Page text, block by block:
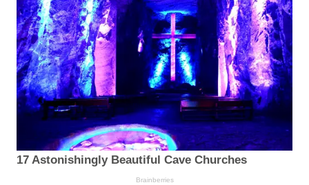
17 Astonishingly Beautiful Cave Churches
Brainberries